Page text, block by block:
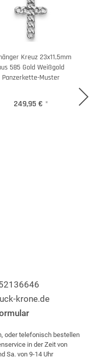
Kreuz 23x11,5mm
585 Gold Weißgold
Panzerkette-Muster
249,95 € *
krone.de
oder telefonisch bestellen
in der Zeit von
Sa. von 9-14 Uhr